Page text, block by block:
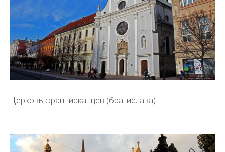
Церковь францисканцев (братислава)